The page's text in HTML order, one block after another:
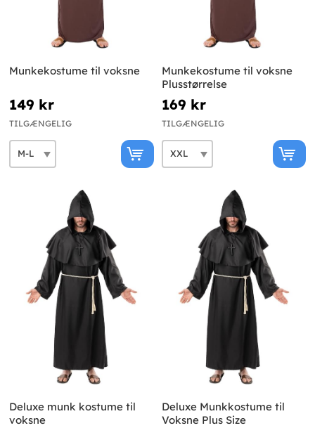
Munkekostume til voksne
149 kr
TILGÆNGELIG
Munkekostume til voksne
Plusstørrelse
169 kr
TILGÆNGELIG
Deluxe munk kostume til
voksne
Deluxe Munkkostume til
Voksne Plus Size